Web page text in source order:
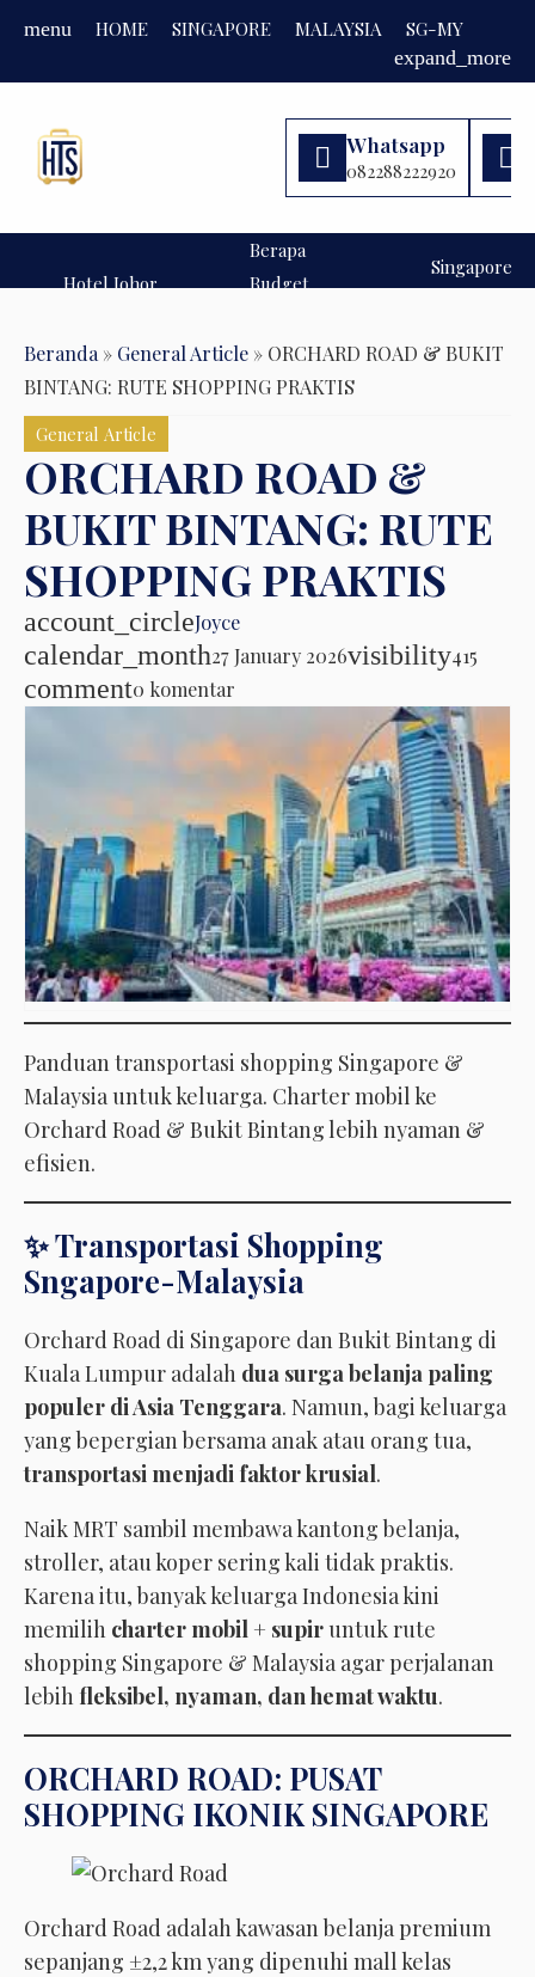
menu HOME SINGAPORE MALAYSIA SG-MY
expand_more
Whatsapp
082288222920
Johor
Hotel Johor
Keluarga
Indonesia:
Rekomendasi
Wisatawan
Kuala
Berapa
Budget
ke Kuala
Lumpur?:
Liburan
Singapore
Singapore
Destinasi
Beranda » General Article » ORCHARD ROAD & BUKIT
BINTANG: RUTE SHOPPING PRAKTIS
General Article
ORCHARD ROAD &
BUKIT BINTANG: RUTE
SHOPPING PRAKTIS
account_circleJoyce
calendar_month27 January 2026visibility415
comment0 komentar
Panduan transportasi shopping Singapore &
Malaysia untuk keluarga. Charter mobil ke
Orchard Road & Bukit Bintang lebih nyaman &
efisien.
✨ Transportasi Shopping
Sngapore-Malaysia
Orchard Road di Singapore dan Bukit Bintang di
Kuala Lumpur adalah dua surga belanja paling
populer di Asia Tenggara. Namun, bagi keluarga
yang bepergian bersama anak atau orang tua,
transportasi menjadi faktor krusial.
Naik MRT sambil membawa kantong belanja,
stroller, atau koper sering kali tidak praktis.
Karena itu, banyak keluarga Indonesia kini
memilih charter mobil + supiruntuk rute
shopping Singapore & Malaysia agar perjalanan
lebih fleksibel, nyaman, dan hemat waktu.
ORCHARD ROAD: PUSAT
SHOPPING IKONIK SINGAPORE
Orchard Road adalah kawasan belanja premium
sepanjang ±2,2 km yang dipenuhi mall kelas